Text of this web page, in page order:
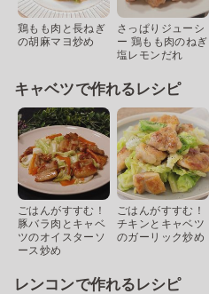
鶏もも肉と長ねぎ
の胡麻マヨ炒め
さっぱりジューシ
ー 鶏もも肉のねぎ
塩レモンだれ
キャベツで作れるレシピ
ごはんがすすむ！
豚バラ肉とキャベ
ツのオイスターソ
ース炒め
ごはんがすすむ！
チキンとキャベツ
のガーリック炒め
レンコンで作れるレシピ